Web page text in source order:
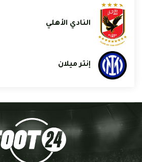
النادي الأهلي
إنتر ميلان